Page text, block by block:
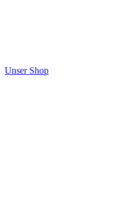
Unser Shop